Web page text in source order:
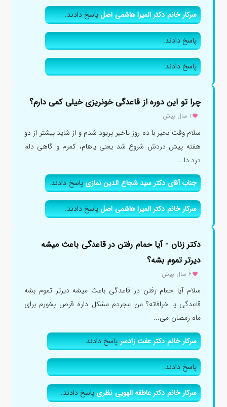
سرکار خانم دکتر المیرا هاشمی اصلپاسخ دادند.
پاسخ دادند.
پاسخ دادند.
چرا تو این دوره از قاعدگی خونریزی خیلی کمی دارم؟
۱ سال پیش
سلام وقت بخیر با ده روز تاخیر پریود شدم و از شاید بیشتر از دو
هفته پیش دردش شروع شد یعنی پاهام، کمرم و گاهی دلم
درد دا...
جناب آقای دکتر سید شجاع الدین نمازیپاسخ دادند.
سرکار خانم دکتر المیرا هاشمی اصلپاسخ دادند.
دکتر زنان - آیا حمام رفتن در قاعدگی باعث میشه
دیرتر تموم بشه؟
۶ سال پیش
سلام آیا حمام رفتن در قاعدگی باعث میشه دیرتر تموم بشه
قاعدگی یا خرافاته؟ من مجردم مشکل داره قرص بخورم برای
ماه رمضان می...
سرکار خانم دکتر عفت زادسرپاسخ دادند.
پاسخ دادند.
سرکار خانم دکتر عاطفه الهویی نظریپاسخ دادند.